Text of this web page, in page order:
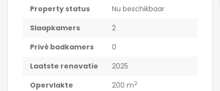
Property status
Nu beschikbaar
Slaapkamers
2
Privé badkamers
0
Laatste renovatie
2025
Opervlakte
200 m2